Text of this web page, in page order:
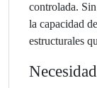
controlada.
la capacidad
estructurales